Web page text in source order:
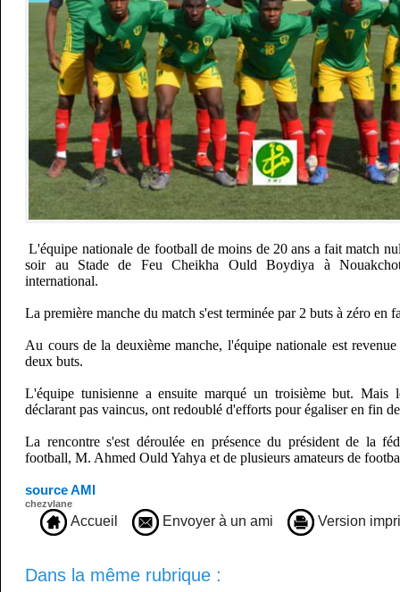
L'équipe nationale de football de moins de 20 ans a fait match
soir au Stade de Feu Cheikha Ould Boydiya à
international.
La première manche du match s'est terminée par 2 buts à zéro en
Au cours de la deuxième manche, l'équipe nationale est
deux buts.
L'équipe tunisienne a ensuite marqué un troisième but. Mais
déclarant pas vaincus, ont redoublé d'efforts pour égaliser en fin
La rencontre s'est déroulée en présence du président de la
football, M. Ahmed Ould Yahya et de plusieurs amateurs de
source AMI
chezvlane
Accueil Envoyer à un ami Version
Dans la même rubrique :